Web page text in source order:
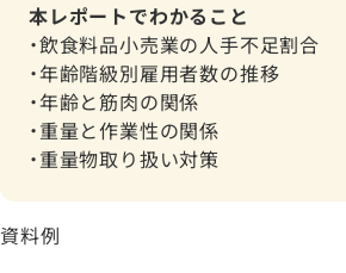
本レポートでわかること
・飲食料品小売業の人手不足割合
・年齢階級別雇用者数の推移
・年齢と筋肉の関係
・重量と作業性の関係
・重量物取り扱い対策
資料例